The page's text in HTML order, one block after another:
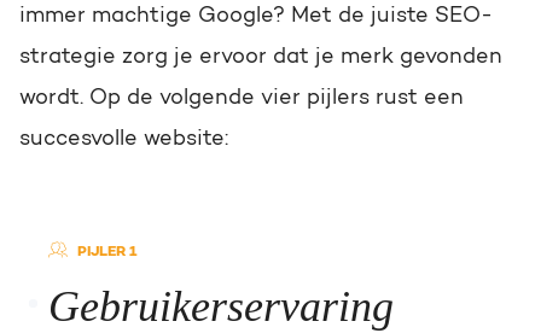
immer machtige Google? Met de juiste SEO-
strategie zorg je ervoor dat je merk gevonden
wordt. Op de volgende vier pijlers rust een
succesvolle website:
PIJLER 1
Gebruikerservaring